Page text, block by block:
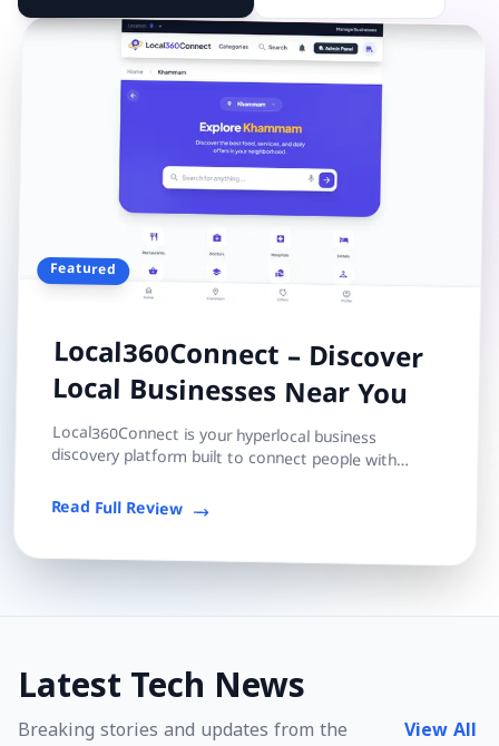
Featured
Local360Connect – Discover
Local Businesses Near You
Local360Connect is your hyperlocal business
discovery platform built to connect people with
Read Full Review
Latest Tech News
Breaking stories and updates from the
View All